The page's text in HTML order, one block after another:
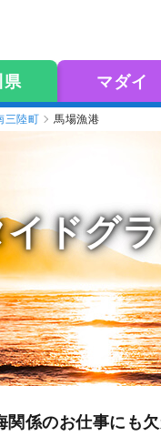
県 マダイ
三陸町 馬場漁港
ドグ
係のお仕事にも